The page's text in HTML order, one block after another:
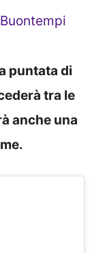
puntata di
tra le
anche una